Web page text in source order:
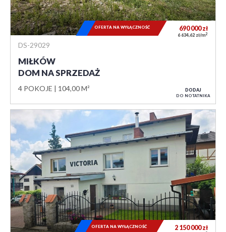
DS-29029
MIŁKÓW
DOM NA SPRZEDAŻ
4 POKOJE 104,00 M²
690 000zł
6 634,62 zł/m2
OFERTA NA WYŁĄCZNOŚĆ
DODAJ
DO NOTATNIKA
2 150 000zł
OFERTA NA WYŁĄCZNOŚĆ